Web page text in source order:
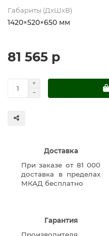
Габариты (ДхШхВ)
1420×520×650 мм
81 565 р
Доставка
При заказе от 81 000
доставка в пределах
МКАД бесплатно
Гарантия
Производителя